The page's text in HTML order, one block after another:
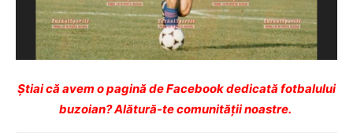
Ştiai că avem o pagină de Facebook dedicată fotbalului
buzoian? Alătură-te comunității noastre.